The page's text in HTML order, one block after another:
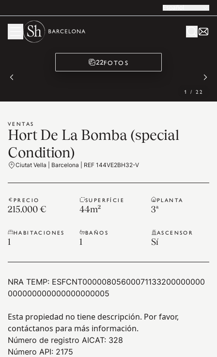
Español
22FOTOS
1 / 22
VENTAS
Hort De La Bomba (special
Condition)
Ciutat Vella | Barcelona | REF 144VE2BH32-V
PRECIO
215.000 €
SUPERFÍCIE
44m²
PLANTA
3ª
HABITACIONES
1
BAÑOS
1
ASCENSOR
Sí
NRA TEMP: ESFCNT00000805600071133200000000
000000000000000000005
Esta propiedad no tiene descripción. Por favor,
contáctanos para más información.
Número de registro AICAT: 328
Número API: 2175